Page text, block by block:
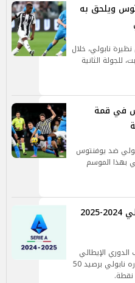
ويلحق به
نابولي، خلال
للجولة الثانية
في قمة
ضد يوفنتوس
بهذا الموسم
تعرف على ترتيب الدوري الإيطالي 2024-2025
الإيطالي
بهذا الموسم 2024-2025، والذي يتصدره نابولي برصيد 50